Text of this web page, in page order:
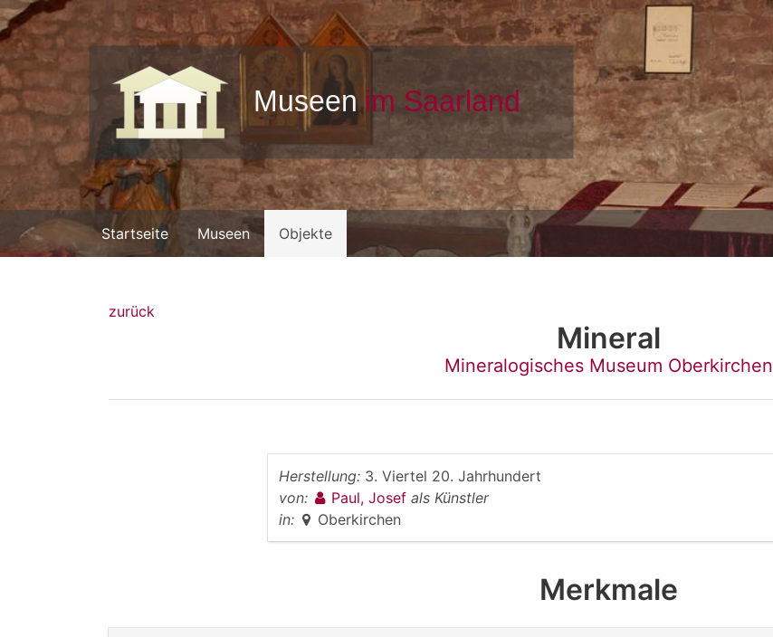
Startseite Museen Objekte
zurück
Mineral
Mineralogisches Museum Oberkirchen
Herstellung: 3. Viertel 20. Jahrhundert
von:
Paul, Josef als Künstler
in:
Oberkirchen
Merkmale